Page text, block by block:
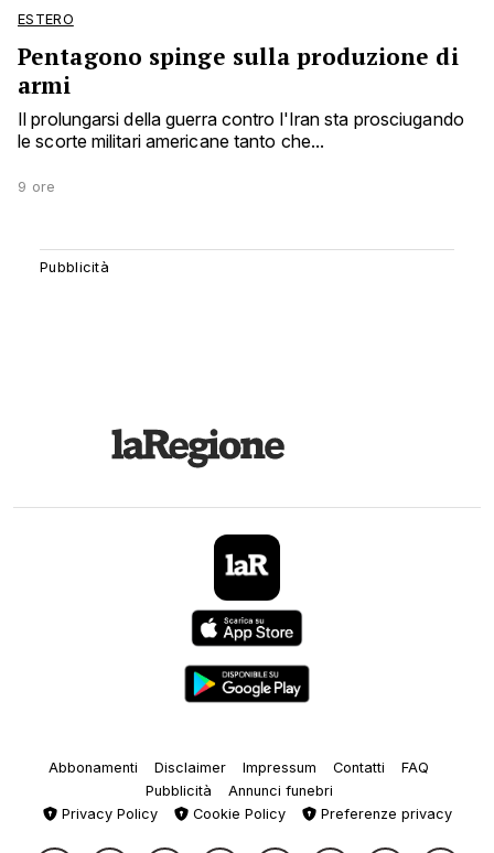
ESTERO
Pentagono spinge sulla produzione di
armi
Il prolungarsi della guerra contro l'Iran sta prosciugando
le scorte militari americane tanto che...
9 ore
Abbonamenti Disclaimer Impressum Contatti
FAQ
Pubblicità
Annunci funebri
Privacy Policy
Cookie Policy Preferenze privacy